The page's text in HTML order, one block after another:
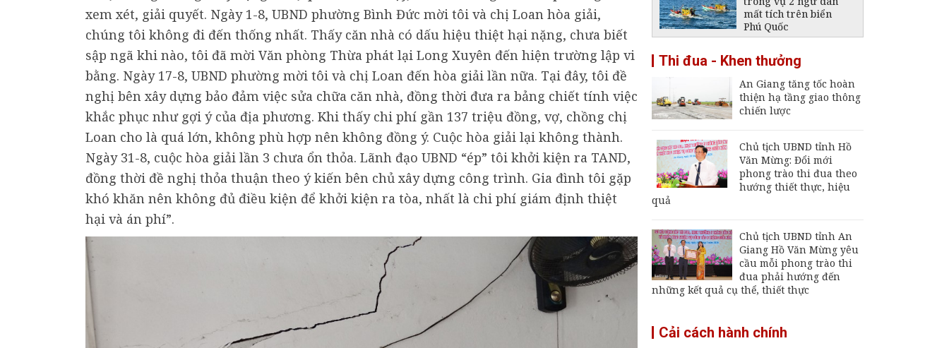
xem xét, giải quyết. Ngày 1-8, UBND phường Bình Đức mời tôi và chị Loan hòa giải,
chúng tôi không đi đến thống nhất. Thấy căn nhà có dấu hiệu thiệt hại nặng, chưa biết
sập ngã khi nào, tôi đã mời Văn phòng Thừa phát lại Long Xuyên đến hiện trường lập vi
bằng. Ngày 17-8, UBND phường mời tôi và chị Loan đến hòa giải lần nữa. Tại đây, tôi đề
nghị bên xây dựng bảo đảm việc sửa chữa căn nhà, đồng thời đưa ra bảng chiết tính việc
khắc phục như gợi ý của địa phương. Khi thấy chi phí gần 137 triệu đồng, vợ, chồng chị
Loan cho là quá lớn, không phù hợp nên không đồng ý. Cuộc hòa giải lại không thành.
Ngày 31-8, cuộc hòa giải lần 3 chưa ổn thỏa. Lãnh đạo UBND “ép” tôi khởi kiện ra TAND,
đồng thời đề nghị thỏa thuận theo ý kiến bên chủ xây dựng công trình. Gia đình tôi gặp
khó khăn nên không đủ điều kiện để khởi kiện ra tòa, nhất là chi phí giám định thiệt
hại và án phí”.
mất tích trên biển
Phú Quốc
giảm mức cung cấp
điện trên địa bàn tỉnh
An Giang ngày 6 -
7/8/2026
Đại tá Nguyễn Việt
Chính ủy Bộ Chỉ huy
Quân sự tỉnh An
Giang
Thường trực UBND
An Thới hoạt động trở
lại
An Giang chốt hạn
vận hành nhà máy xử
lý rác Long Xuyên,
trễ sẽ thu hồi dự án
Vòng, Dương Đông để
Thi đua - Khen thưởng
An Giang tăng tốc hoàn
thiện hạ tầng giao thông
chiến lược
Chủ tịch UBND tỉnh Hồ
Văn Mừng: Đổi mới
phong trào thi đua theo
hướng thiết thực, hiệu
quả
Chủ tịch UBND tỉnh An
Giang Hồ Văn Mừng yêu
cầu mỗi phong trào thi
đua phải hướng đến
những kết quả cụ thể, thiết thực
Cải cách hành chính